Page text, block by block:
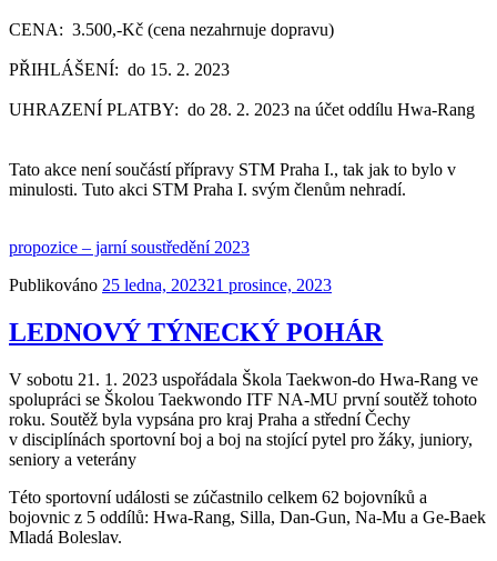
CENA: 3.500,-Kč (cena nezahrnuje dopravu)
PŘIHLÁŠENÍ: do 15. 2. 2023
UHRAZENÍ PLATBY: do 28. 2. 2023 na účet oddílu Hwa-Rang
Tato akce není součástí přípravy STM Praha I., tak jak to bylo v
minulosti. Tuto akci STM Praha I. svým členům nehradí.
propozice – jarní soustředění 2023
Publikováno 25 ledna, 202321 prosince, 2023
LEDNOVÝ TÝNECKÝ POHÁR
V sobotu 21. 1. 2023 uspořádala Škola Taekwon‑do Hwa-Rang ve
spolupráci se Školou Taekwondo ITF NA-MU první soutěž tohoto
roku. Soutěž byla vypsána pro kraj Praha a střední Čechy
v disciplínách sportovní boj a boj na stojící pytel pro žáky, juniory,
seniory a veterány
Této sportovní události se zúčastnilo celkem 62 bojovníků a
bojovnic z 5 oddílů: Hwa-Rang, Silla, Dan-Gun, Na-Mu a Ge-Baek
Mladá Boleslav.